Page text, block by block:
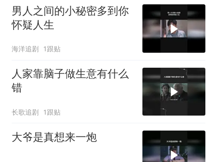
男人之间的小秘密多到你
怀疑人生
海洋追剧 1跟贴
人家靠脑子做生意有什么
错
长歌追剧 1跟贴
大爷是真想来一炮